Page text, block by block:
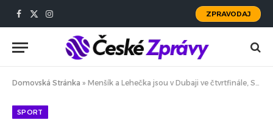
Facebook
X
Instagram
ZPRAVODAJ
Domovská Stránka » Menšík a Lehečka jsou v Dubaji ve čtvrtfinále, Svrčina postoupil v Acapulcu
SPORT